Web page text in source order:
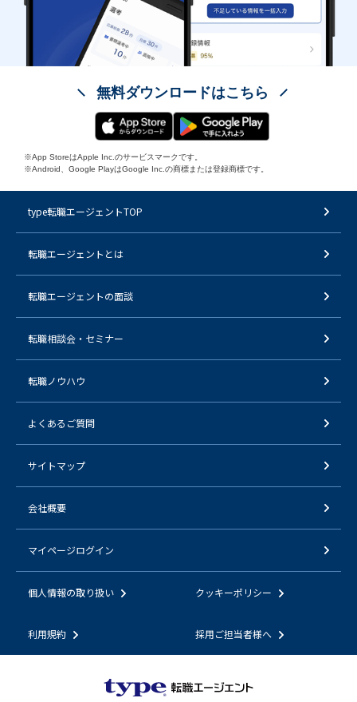
無料ダウンロードはこちら
※App StoreはApple Inc.のサービスマークです。
※Android、Google PlayはGoogle Inc.の商標または登録商標です。
type転職エージェントTOP
転職エージェントとは
転職エージェントの面談
転職相談会・セミナー
転職ノウハウ
よくあるご質問
サイトマップ
会社概要
マイページログイン
個人情報の取り扱い クッキーポリシー
利用規約 採用ご担当者様へ